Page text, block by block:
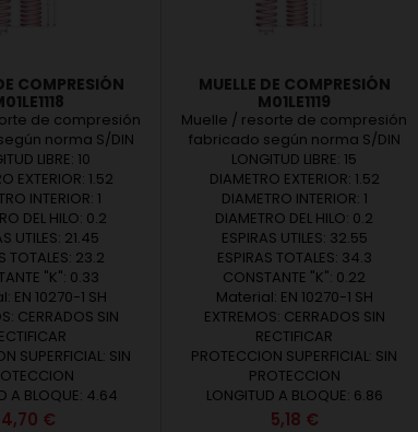
COMPRESIÓN
de compresión
norma S/DIN
Ofrecemos
bajo medidas
fabricación a
diseñados y
Europa. Diámetro
desde 0,10 hasta
exterior (De)
Longitud libre (Lo)
mm. Revisar las
y materiales de
en...
LIBRE: 10
EXTERIOR: 1.52
INTERIOR: 1
DEL HILO: 0.2
UTILES: 21.45
TOTALES: 23.2
"K": 0.33
EN 10270-1 SH
CERRADOS SIN
SUPERFICIAL: SIN
A BLOQUE: 4.64
Precio
4,70 €
MUELLE DE COMPRESIÓN
M01LE1119
Muelle / resorte de compresión
fabricado según norma S/DIN
2095. Ofrecemos
muelles/resortes bajo medidas
estándar o según fabricación a
medida. Muelles diseñados y
fabricados en Europa. Diámetro
del alambre (d) desde 0,10 hasta
18 mm. Diámetro exterior (De)
hasta 150 mm. Longitud libre (Lo)
hasta 1015 mm. Revisar las
medidas y materiales de
fabricación en...
LONGITUD LIBRE: 15
DIAMETRO EXTERIOR: 1.52
DIAMETRO INTERIOR: 1
DIAMETRO DEL HILO: 0.2
ESPIRAS UTILES: 32.55
ESPIRAS TOTALES: 34.3
CONSTANTE "K": 0.22
Material: EN 10270-1 SH
EXTREMOS: CERRADOS SIN
RECTIFICAR
PROTECCION SUPERFICIAL: SIN
PROTECCION
LONGITUD A BLOQUE: 6.86
Precio
5,18 €